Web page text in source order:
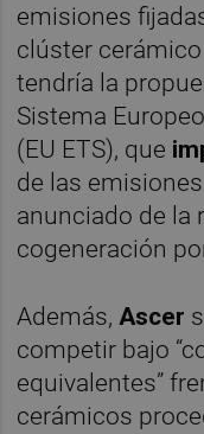
emisiones
clúster
tendría la
Sistema
(EU ETS), que
de las
anunciado de la
cogeneración
Además,Ascer
competir bajo
equivalentes”
cerámicos